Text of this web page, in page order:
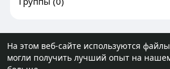
На этом веб-сайте используются
могли получить лучший опыт на
© 2026